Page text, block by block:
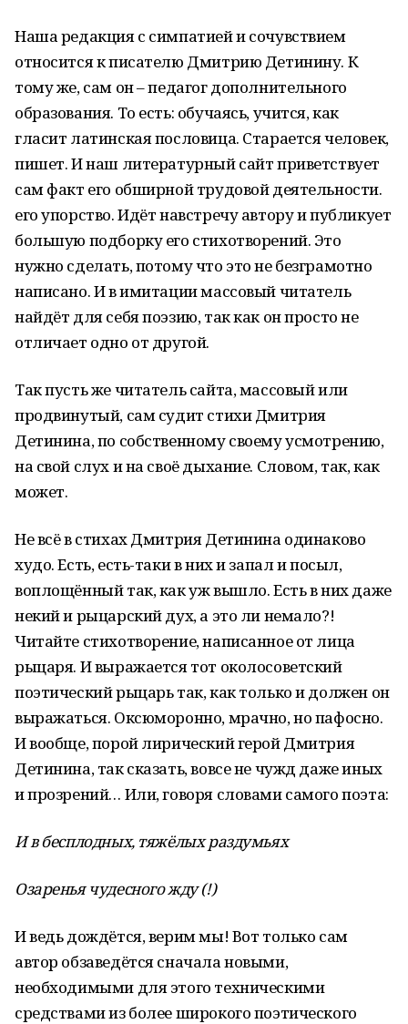
Наша редакция с симпатией и сочувствием
относится к писателю Дмитрию Детинину. К
тому же, сам он – педагог дополнительного
образования. То есть: обучаясь, учится, как
гласит латинская пословица. Старается человек,
пишет. И наш литературный сайт приветствует
сам факт его обширной трудовой деятельности.
его упорство. Идёт навстречу автору и публикует
большую подборку его стихотворений. Это
нужно сделать, потому что это не безграмотно
написано. И в имитации массовый читатель
найдёт для себя поэзию, так как он просто не
отличает одно от другой.
Так пусть же читатель сайта, массовый или
продвинутый, сам судит стихи Дмитрия
Детинина, по собственному своему усмотрению,
на свой слух и на своё дыхание. Словом, так, как
может.
Не всё в стихах Дмитрия Детинина одинаково
худо. Есть, есть-таки в них и запал и посыл,
воплощённый так, как уж вышло. Есть в них даже
некий и рыцарский дух, а это ли немало?!
Читайте стихотворение, написанное от лица
рыцаря. И выражается тот околосоветский
поэтический рыцарь так, как только и должен он
выражаться. Оксюморонно, мрачно, но пафосно.
И вообще, порой лирический герой Дмитрия
Детинина, так сказать, вовсе не чужд даже иных
и прозрений… Или, говоря словами самого поэта:
И в бесплодных, тяжёлых раздумьях
Озаренья чудесного жду (!)
И ведь дождётся, верим мы! Вот только сам
автор обзаведётся сначала новыми,
необходимыми для этого техническими
средствами из более широкого поэтического